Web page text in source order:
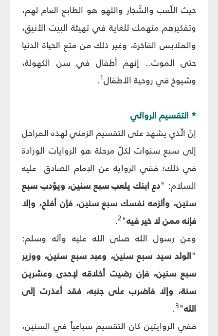
حيث اللّعب والشّجار واللهو هو الطابع العام لهم،
وتفكيرهم منهمك للغاية في تهيئة البيت الأنيق،
والملابس الفاخرة، وغير ذلك من متع الحياة الدنيا
حتى الموت.. إنهم أطفال في سن الكهولة،
وشيوخ في روحية الأطفال1
.
* التقسيم الروائي
إنّ الّذي يشهد على التقسيم الزمني لهذه المراحل
إلى سبع سنوات لكلّ مرحلة هو الروايات الورادة
في ذلك؛ ففي الرواية عن الإمام الصادق عليه
السلام: "دع ابنك يلعب سبع سنين، ويؤدب سبع
سنين، وألزمه نفسك سبع سنين، فإن أفلح، وإلا
فإنه ممن لا خير فيه"
2
.
وعن رسول الله صلى الله عليه وآله وسلم:
"الولد سيد سبع سنين، وعبد سبع سنين، ووزير
سبع سنين، فإن رضيت أخلاقه لإحدى وعشرين
سنة، وإلا فاضرب على جنبه، فقد أعذرت إلى
الله"
3
.
ففي الروايتين كان التقسيم سباعياً في السنين،